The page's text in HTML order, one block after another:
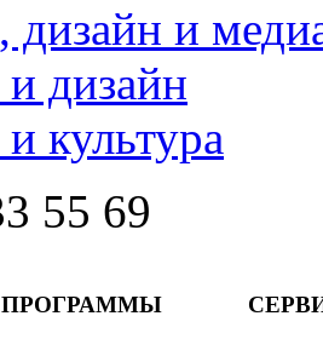
дизайн и
дизайн
культура
55 69
ПРОГРАММЫ